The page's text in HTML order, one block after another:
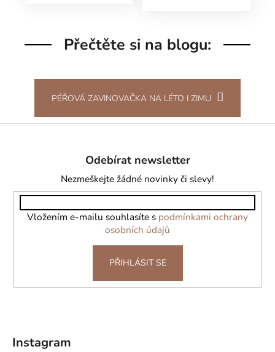
Přečtěte si na blogu:
PÉŘOVÁ ZAVINOVAČKA NA LÉTO I ZIMU
Odebírat newsletter
Nezmeškejte žádné novinky či slevy!
Vložením e-mailu souhlasíte s podmínkami ochrany
osobních údajů
PŘIHLÁSIT SE
Instagram